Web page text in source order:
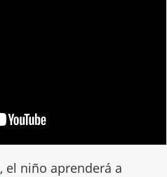
, el niño aprenderá a